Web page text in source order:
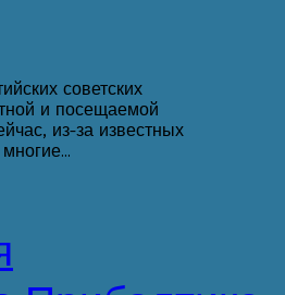
советских
и посещаемой
из-за известных